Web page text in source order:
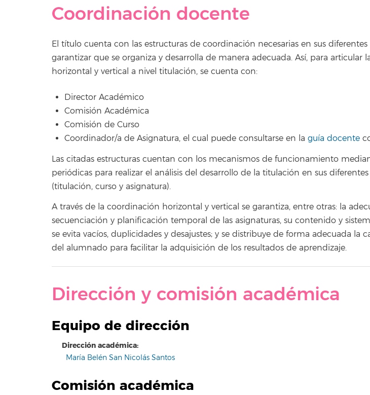
Coordinación docente
El título cuenta con las estructuras de coordinación necesarias en sus diferentes
garantizar que se organiza y desarrolla de manera adecuada. Así, para articular
horizontal y vertical a nivel titulación, se cuenta con:
Director Académico
Comisión Académica
Comisión de Curso
Coordinador/a de Asignatura, el cual puede consultarse en la guía docente
Las citadas estructuras cuentan con los mecanismos de funcionamiento
periódicas para realizar el análisis del desarrollo de la titulación en sus diferentes
(titulación, curso y asignatura).
A través de la coordinación horizontal y vertical se garantiza, entre otras: la
secuenciación y planificación temporal de las asignaturas, su contenido y
se evita vacíos, duplicidades y desajustes; y se distribuye de forma adecuada la
del alumnado para facilitar la adquisición de los resultados de aprendizaje.
Dirección y comisión académica
Equipo de dirección
Dirección académica:
María Belén San Nicolás Santos
Comisión académica